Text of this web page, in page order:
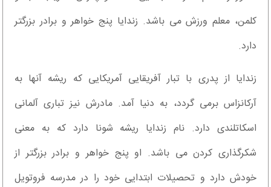
کلمن، معلم ورزش می باشد. زندایا پنج خواهر و برادر بزرگتر
دارد.
زندایا از پدری با تبار آفریقایی آمریکایی که ریشه آنها به
آرکانزاس برمی گردد، به دنیا آمد. مادرش نیز تباری آلمانی
اسکاتلندی دارد. نام زندایا ریشه شونا دارد که به معنی
شکرگذاری کردن می باشد. او پنج خواهر و برادر بزرگتر از
خودش دارد و تحصیلات ابتدایی خود را در مدرسه فروتویل